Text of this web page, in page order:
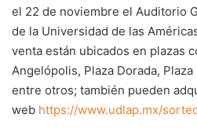
el 22 de noviembre el Auditorio
de la Universidad de las
venta están ubicados en plazas
Angelópolis, Plaza Dorada,
entre otros; también pueden
web https://www.udlap.mx/